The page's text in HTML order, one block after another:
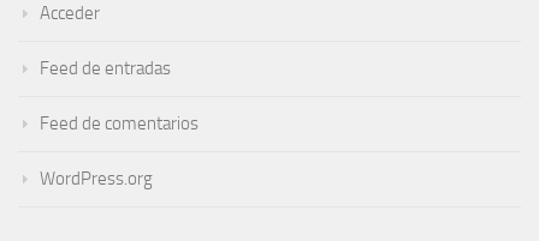
Acceder
Feed de entradas
Feed de comentarios
WordPress.org